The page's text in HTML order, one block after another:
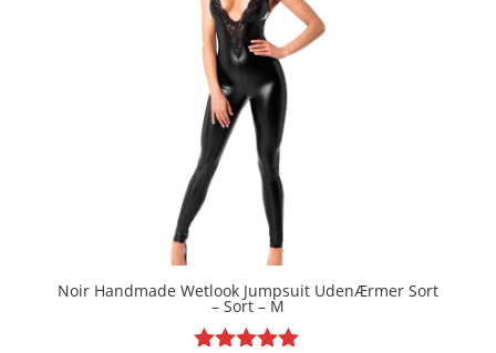
Noir Handmade Wetlook Jumpsuit UdenÆrmer Sort
– Sort – M